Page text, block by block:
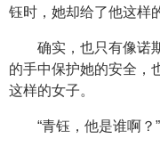
钰时，她却给了他这样
确实，也只有像诺
的手中保护她的安全，
这样的女子。
“青钰，他是谁啊？